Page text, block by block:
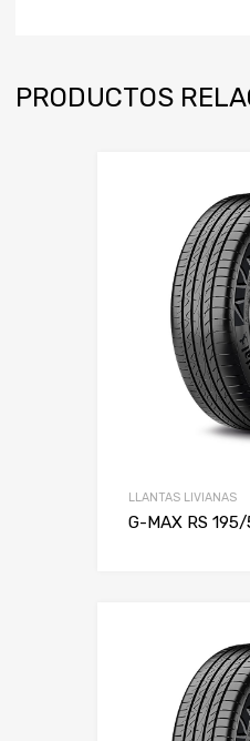
PRODUCTOS
LLANTAS LIVIANAS
G-MAX RS